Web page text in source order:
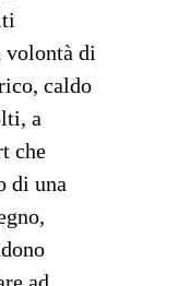
volontà di
caldo
a
che
di una